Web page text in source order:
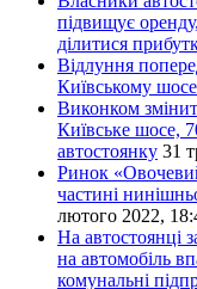
підвищує
ділитися
Відлуння
Київському шосе
Виконком
Київське шосе,
автостоянку 31
Ринок
частині
лютого 2022,
На автостоянці
на автомобіль
комунальні